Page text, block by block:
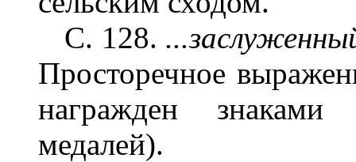
С. 128.
Просторечное
награжден знаками
медалей).